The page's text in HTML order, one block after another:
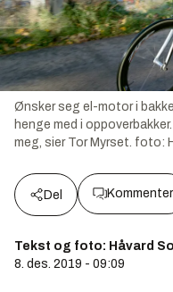
Ønsker seg el-motor i
henge med i
meg, sier Tor Myrset. foto:
Del Kommenter
Tekst og foto: Håvard
8. des. 2019 - 09:09